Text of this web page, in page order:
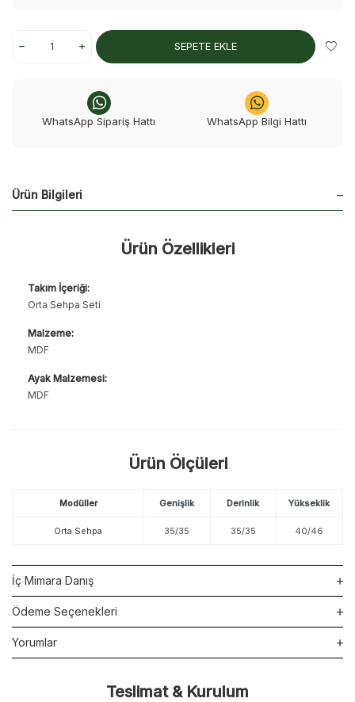
SEPETE EKLE
WhatsApp Sipariş Hattı WhatsApp Bilgi Hattı
Ürün Bilgileri
Ürün Özellikleri
Takım İçeriği:
Orta Sehpa Seti
Malzeme:
MDF
Ayak Malzemesi:
MDF
Ürün Ölçüleri
Modüller Genişlik Derinlik Yükseklik
Orta Sehpa 35/35 35/35 40/46
İç Mimara Danış
Ödeme Seçenekleri
Yorumlar
Teslimat & Kurulum